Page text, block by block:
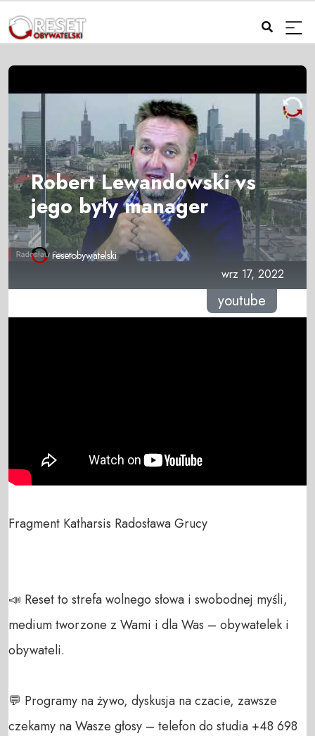
Robert Lewandowski vs
jego były manager
resetobywatelski
wrz 17, 2022
youtube
Fragment Katharsis Radosława Grucy
📣 Reset to strefa wolnego słowa i swobodnej myśli,
medium tworzone z Wami i dla Was – obywatelek i
obywateli.
💬 Programy na żywo, dyskusja na czacie, zawsze
czekamy na Wasze głosy – telefon do studia +48 698